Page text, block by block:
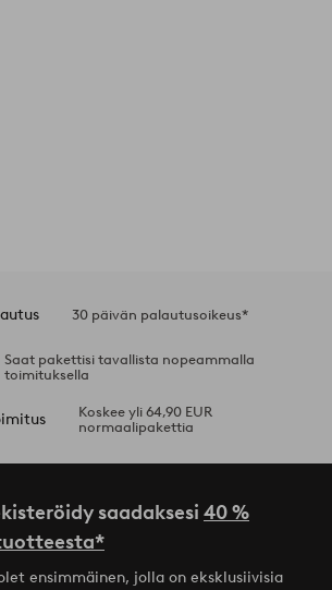
30 päivän palautusoikeus*
Saat pakettisi tavallista nopeammalla
toimituksella
Koskee yli 64,90 EUR
normaalipakettia
saadaksesi 40 %
ensimmäinen, jolla on eksklusiivisia